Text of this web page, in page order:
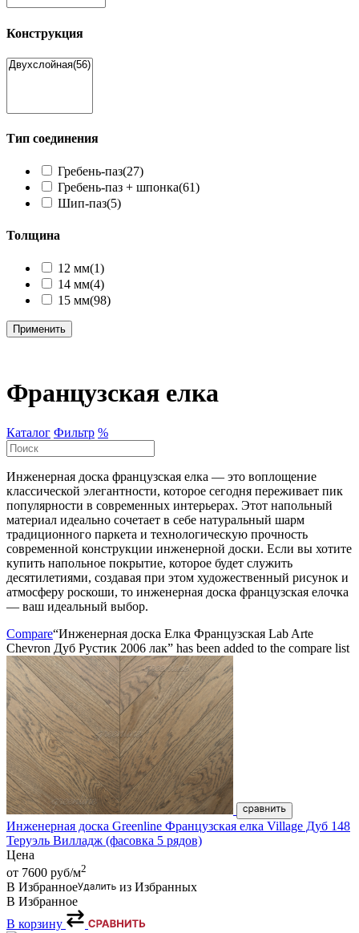
Конструкция
Тип соединения
Гребень-паз(27)
Гребень-паз + шпонка(61)
Шип-паз(5)
Толщина
12 мм(1)
14 мм(4)
15 мм(98)
Применить
Французская елка
Каталог Фильтр %
Инженерная доска французская елка — это воплощение
классической элегантности, которое сегодня переживает пик
популярности в современных интерьерах. Этот напольный
материал идеально сочетает в себе натуральный шарм
традиционного паркета и технологическую прочность
современной конструкции инженерной доски. Если вы хотите
купить напольное покрытие, которое будет служить
десятилетиями, создавая при этом художественный рисунок и
атмосферу роскоши, то инженерная доска французская елочка
— ваш идеальный выбор.
Compare“Инженерная доска Елка Французская Lab Arte
Chevron Дуб Рустик 2006 лак” has been added to the compare list
Инженерная доска Greenline Французская елка Village Дуб 148
Теруэль Вилладж (фасовка 5 рядов)
Цена
от 7600 руб/м2
В Избранное
из Избранных
В Избранное
В корзину